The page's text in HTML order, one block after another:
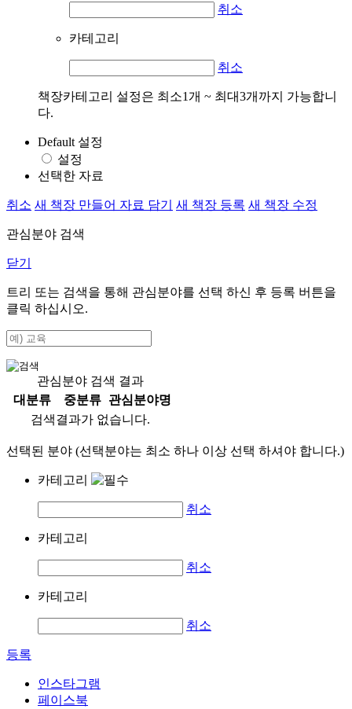
취소
카테고리
취소
책장카테고리 설정은 최소1개 ~ 최대3개까지 가능합니
다.
Default 설정
설정
선택한 자료
취소 새 책장 만들어 자료 담기 새 책장 등록 새 책장 수정
관심분야 검색
닫기
트리 또는 검색을 통해 관심분야를 선택 하신 후 등록 버튼을
클릭 하십시오.
관심분야 검색 결과
대분류
중분류
관심분야명
검색결과가 없습니다.
선택된 분야 (선택분야는 최소 하나 이상 선택 하셔야 합니다.)
카테고리
취소
카테고리
취소
카테고리
취소
등록
인스타그램
페이스북